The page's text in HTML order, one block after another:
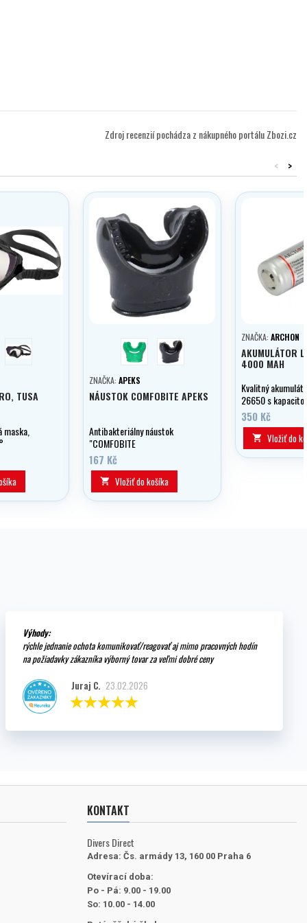
Zdroj recenzií pochádza z nákupného portálu Zbozi.cz
>
<
černá
TUSA
vďaka
zelená černá
ZNAČKA: APEKS
NÁUSTOK COMFOBITE APEKS
Antibakteriálny náustok
"COMFOBITE
167 Kč
 Vložiť do košíka
ZNAČKA: ARCHON
AKUMULÁTOR
4000 MAH
Kvalitný
26650 s
350 Kč
 Vložiť do
Výhody:
rýchle jednanie ochota komunikovať/reagovať aj mimo pracovných hodín
na požiadavky zákazníka výborný tovar za veľmi dobré ceny
Juraj C. 23.02.2026
KONTAKT
Divers Direct
Adresa: Čs. armády 13, 160 00 Praha 6
Otevírací doba:
Po - Pá: 9.00 - 19.00
So: 10.00 - 14.00